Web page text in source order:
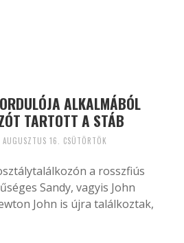
ALKALMÁBÓL
TARTOTT A STÁB
16. CSÜTÖRTÖK
a rosszfiús
Sandy, vagyis John
John is újra találkoztak,